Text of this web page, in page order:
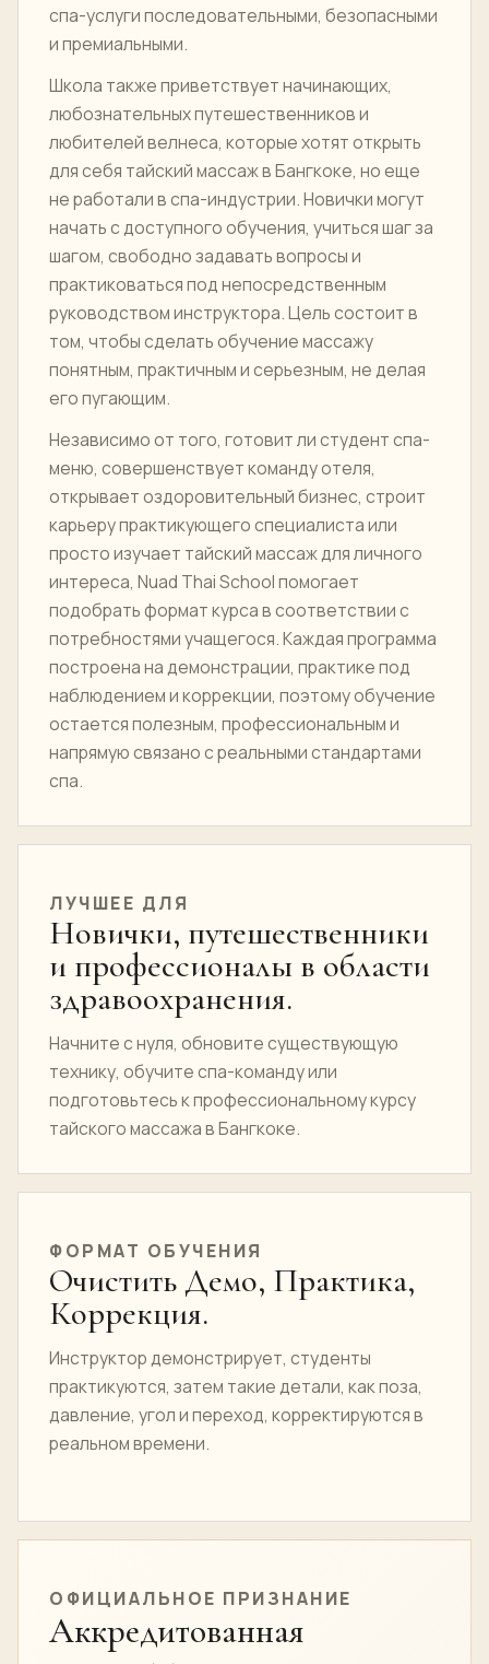
спа-услуги последовательными, безопасными
и премиальными.
Школа также приветствует начинающих,
любознательных путешественников и
любителей велнеса, которые хотят открыть
для себя тайский массаж в Бангкоке, но еще
не работали в спа-индустрии. Новички могут
начать с доступного обучения, учиться шаг за
шагом, свободно задавать вопросы и
практиковаться под непосредственным
руководством инструктора. Цель состоит в
том, чтобы сделать обучение массажу
понятным, практичным и серьезным, не делая
его пугающим.
Независимо от того, готовит ли студент спа-
меню, совершенствует команду отеля,
открывает оздоровительный бизнес, строит
карьеру практикующего специалиста или
просто изучает тайский массаж для личного
интереса, Nuad Thai School помогает
подобрать формат курса в соответствии с
потребностями учащегося. Каждая программа
построена на демонстрации, практике под
наблюдением и коррекции, поэтому обучение
остается полезным, профессиональным и
напрямую связано с реальными стандартами
спа.
ЛУЧШЕЕ ДЛЯ
Новички, путешественники
и профессионалы в области
здравоохранения.
Начните с нуля, обновите существующую
технику, обучите спа-команду или
подготовьтесь к профессиональному курсу
тайского массажа в Бангкоке.
ФОРМАТ ОБУЧЕНИЯ
Очистить Демо, Практика,
Коррекция.
Инструктор демонстрирует, студенты
практикуются, затем такие детали, как поза,
давление, угол и переход, корректируются в
реальном времени.
ОФИЦИАЛЬНОЕ ПРИЗНАНИЕ
Аккредитованная